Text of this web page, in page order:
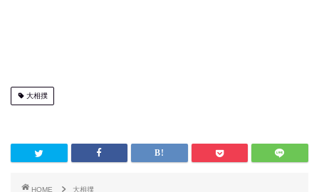
大相撲
HOME
大相撲